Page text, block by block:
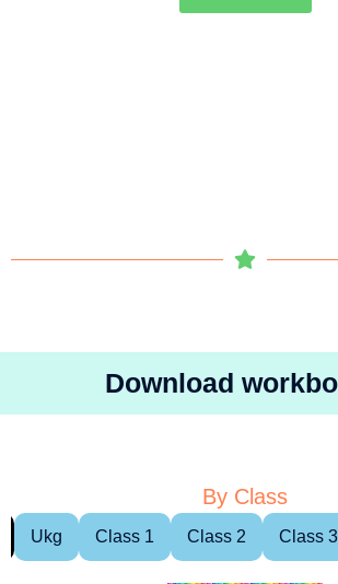
Download
By Class
Ukg Class 1 Class 2 Class 3